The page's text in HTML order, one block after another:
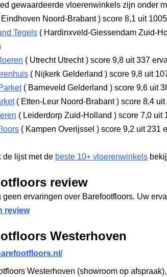
gewaardeerde vloerenwinkels zijn onder
Eindhoven Noord-Brabant) score 8,1 uit
Tegels ( Hardinxveld-Giessendam Zuid-
( Utrecht Utrecht) score 9,8 uit 337
( Nijkerk Gelderland ) score 9,8 uit
( Barneveld Gelderland ) score 9,6 uit
( Etten-Leur Noord-Brabant) score 8,4 uit
( Leiderdorp Zuid-Holland ) score 7,0 uit
( Kampen Overijssel ) score 9,2 uit 231
de lijst met de beste 10+ vloerenwinkels
review
geen ervaringen over Barefootfloors. Uw
review
Westerhoven
Westerhoven (showroom op afspraak),